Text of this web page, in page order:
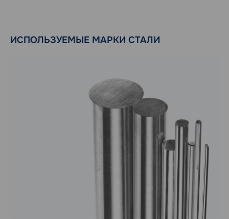
ИСПОЛЬЗУЕМЫЕ МАРКИ СТАЛИ